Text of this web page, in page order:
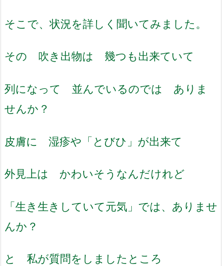
そこで、状況を詳しく聞いてみました。
その 吹き出物は 幾つも出来ていて
列になって 並んでいるのでは ありま
せんか？
皮膚に 湿疹や「とびひ」が出来て
外見上は かわいそうなんだけれど
「生き生きしていて元気」では、ありませ
んか？
と 私が質問をしましたところ